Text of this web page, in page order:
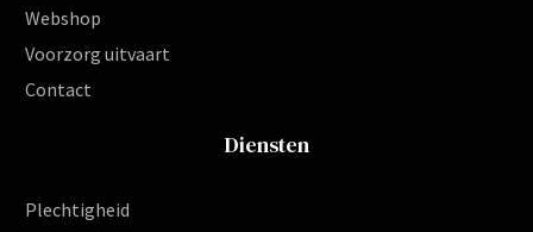
Webshop
Voorzorg uitvaart
Contact
Diensten
Plechtigheid